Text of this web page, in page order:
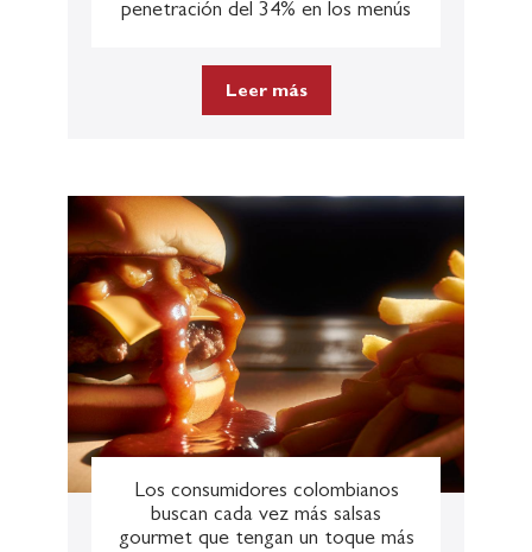
penetración del 34% en los menús
Leer más
Los consumidores colombianos
buscan cada vez más salsas
gourmet que tengan un toque más